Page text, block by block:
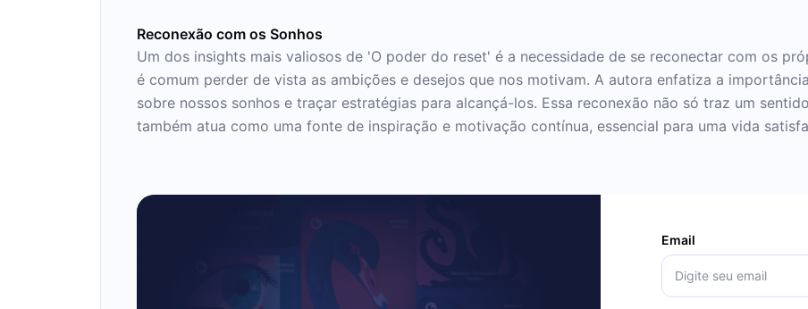
Reconexão com os Sonhos
Um dos insights mais valiosos de 'O poder do reset' é a necessidade de se reconectar com os
é comum perder de vista as ambições e desejos que nos motivam. A autora enfatiza a
sobre nossos sonhos e traçar estratégias para alcançá-los. Essa reconexão não só traz um
também atua como uma fonte de inspiração e motivação contínua, essencial para uma vida
Email